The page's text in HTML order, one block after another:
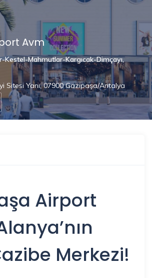
Avm
Mahmutlar-Kargıcak-Dimçayı,
Sitesi Yanı, 07900 Gazipaşa/Antalya
Airport
’nın
Merkezi!